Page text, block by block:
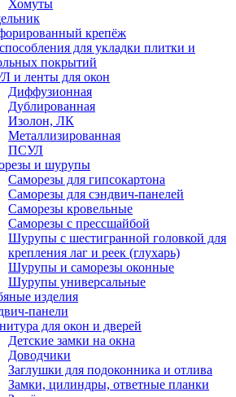
Хомуты
крепёж
для укладки плитки и
покрытий
и ленты для окон
Диффузионная
Дублированная
Изолон, ЛК
Металлизированная
ПСУЛ
и шурупы
Саморезы для гипсокартона
Саморезы для сэндвич-панелей
Саморезы кровельные
Саморезы с прессшайбой
Шурупы с шестигранной головкой для
крепления лаг и реек (глухарь)
Шурупы и саморезы оконные
Шурупы универсальные
изделия
панели
для окон и дверей
Детские замки на окна
Доводчики
Заглушки для подоконника и отлива
Замки, цилиндры, ответные планки